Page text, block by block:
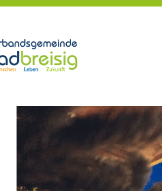
öffnen